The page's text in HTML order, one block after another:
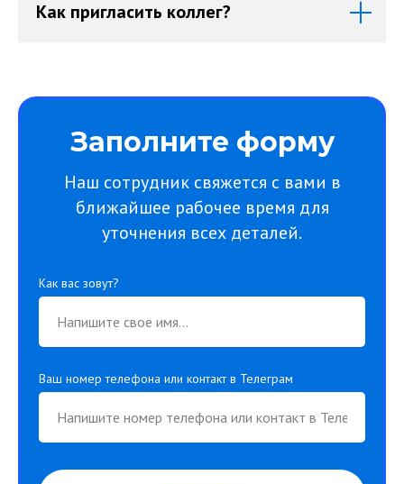
Как пригласить коллег?
Заполните форму
Наш сотрудник свяжется с вами в
ближайшее рабочее время для
уточнения всех деталей.
Как вас зовут?
Ваш номер телефона или контакт в Телеграм